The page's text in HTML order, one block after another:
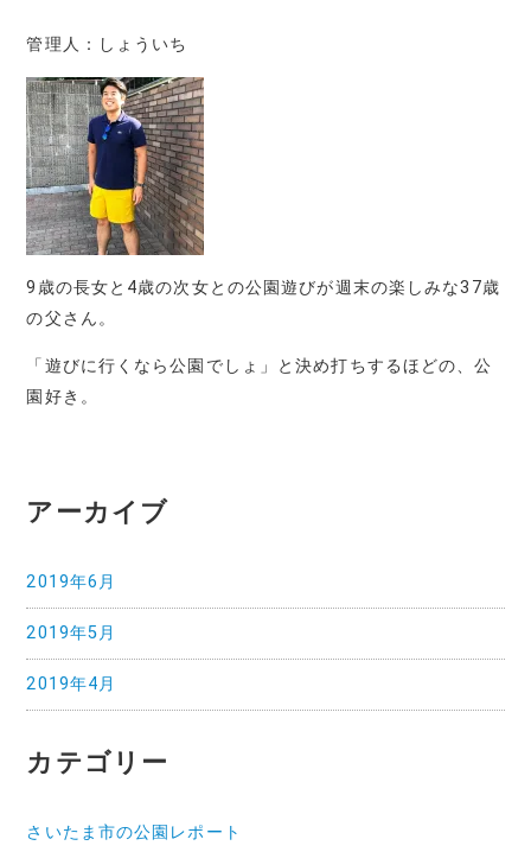
ゲ
ー
シ
ョ
ン
管理人：しょういち
9歳の長女と4歳の次女との公園遊びが週末の楽しみな37歳
の父さん。
「遊びに行くなら公園でしょ」と決め打ちするほどの、公
園好き。
アーカイブ
2019年6月
2019年5月
2019年4月
カテゴリー
さいたま市の公園レポート